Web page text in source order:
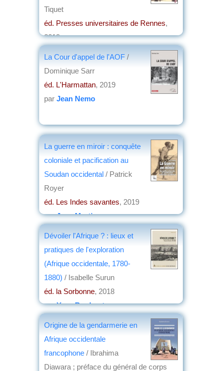
Tiquet
éd. Presses universitaires de Rennes,
2019
La Cour d'appel de l'AOF /
Dominique Sarr
éd. L'Harmattan, 2019
par Jean Nemo
La guerre en miroir : conquête
coloniale et pacification au
Soudan occidental / Patrick
Royer
éd. Les Indes savantes, 2019
parJean Martin
Dévoiler l'Afrique ? : lieux et
pratiques de l'exploration
(Afrique occidentale, 1780-
1880) / Isabelle Surun
éd. la Sorbonne, 2018
parYves Boulvert
Origine de la gendarmerie en
Afrique occidentale
francophone / Ibrahima
Diawara ; préface du général de corps